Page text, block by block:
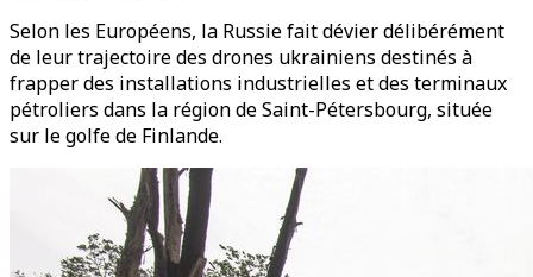
Selon les Européens, la Russie fait dévier délibérément
de leur trajectoire des drones ukrainiens destinés à
frapper des installations industrielles et des terminaux
pétroliers dans la région de Saint-Pétersbourg, située
sur le golfe de Finlande.